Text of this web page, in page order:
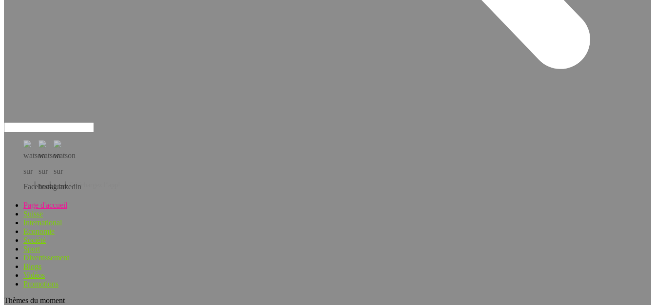
Téléchargez l’app!
Page d'accueil
Suisse
International
Economie
Société
Sport
Divertissement
Blogs
Vidéos
Promotions
Thèmes du moment